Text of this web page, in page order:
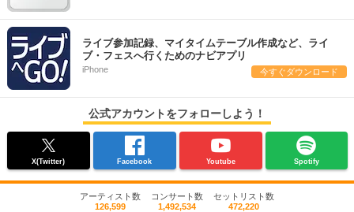
ライブ参加記録、マイタイムテーブル作成など、ライ
ブ・フェスへ行くためのナビアプリ
iPhone 今すぐダウンロード
公式アカウントをフォローしよう！
X(Twitter) Facebook Youtube Spotify
アーティスト数
126,599
コンサート数
1,492,534
セットリスト数
472,220